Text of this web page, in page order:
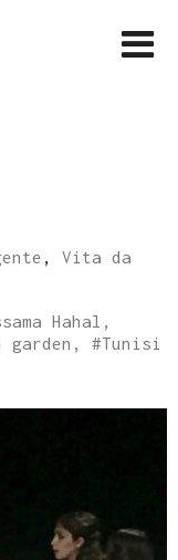
, Vita da
Hahal ,
, #Tunisi